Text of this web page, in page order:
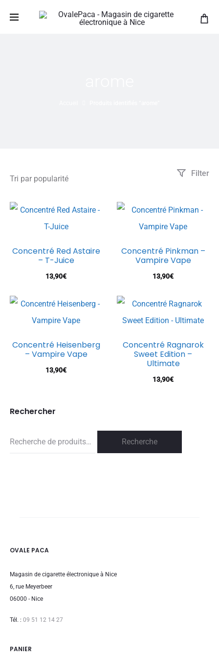
Filter
Concentré Red Astaire
– T-Juice
13,90€
Concentré Pinkman –
Vampire Vape
13,90€
Concentré Heisenberg
– Vampire Vape
13,90€
Concentré Ragnarok
Sweet Edition –
Ultimate
13,90€
Rechercher
Recherche
Recherche
OVALE PACA
Magasin de cigarette électronique à Nice
6, rue Meyerbeer
06000 - Nice
Tél. : 09 51 12 14 27
PANIER